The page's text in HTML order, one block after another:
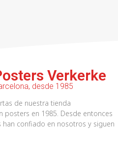
Verkerke
desde 1985
de nuestra tienda
posters en 1985. Desde entonces
han confiado en nosotros y siguen